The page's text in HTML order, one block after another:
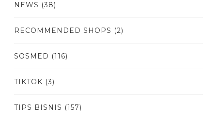
NEWS (38)
RECOMMENDED SHOPS (2)
SOSMED (116)
TIKTOK (3)
TIPS BISNIS (157)